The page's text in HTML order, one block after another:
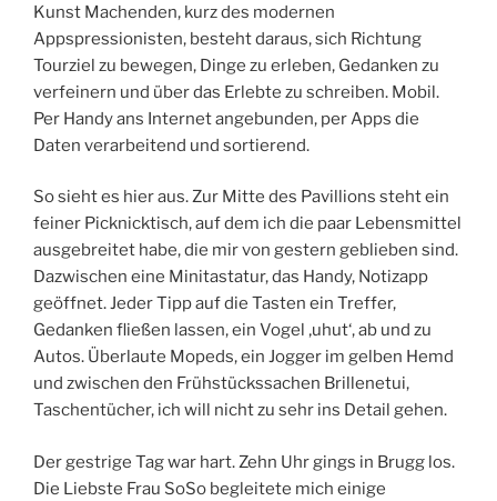
Kunst Machenden, kurz des modernen
Appspressionisten, besteht daraus, sich Richtung
Tourziel zu bewegen, Dinge zu erleben, Gedanken zu
verfeinern und über das Erlebte zu schreiben. Mobil.
Per Handy ans Internet angebunden, per Apps die
Daten verarbeitend und sortierend.
So sieht es hier aus. Zur Mitte des Pavillions steht ein
feiner Picknicktisch, auf dem ich die paar Lebensmittel
ausgebreitet habe, die mir von gestern geblieben sind.
Dazwischen eine Minitastatur, das Handy, Notizapp
geöffnet. Jeder Tipp auf die Tasten ein Treffer,
Gedanken fließen lassen, ein Vogel ‚uhut‘, ab und zu
Autos. Überlaute Mopeds, ein Jogger im gelben Hemd
und zwischen den Frühstückssachen Brillenetui,
Taschentücher, ich will nicht zu sehr ins Detail gehen.
Der gestrige Tag war hart. Zehn Uhr gings in Brugg los.
Die Liebste Frau SoSo begleitete mich einige